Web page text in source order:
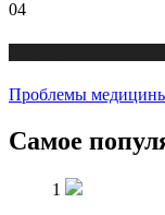
04
Проблемы
Самое
1